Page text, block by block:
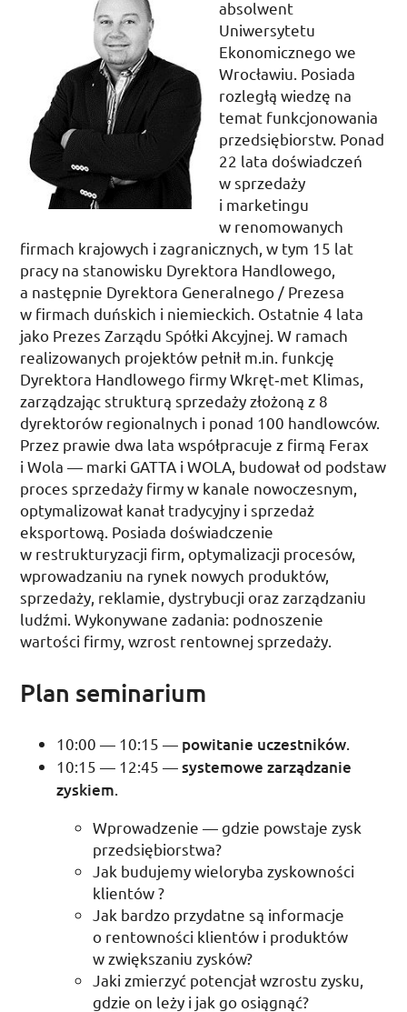
absolwent
Uniwersytetu
Ekonomicznego we
Wrocławiu. Posiada
rozległą wiedzę na
temat funkcjonowania
przedsiębiorstw. Ponad
22 lata doświadczeń
w sprzedaży
i marketingu
w renomowanych
firmach krajowych i zagranicznych, w tym 15 lat
pracy na stanowisku Dyrektora Handlowego,
a następnie Dyrektora Generalnego / Prezesa
w firmach duńskich i niemieckich. Ostatnie 4 lata
jako Prezes Zarządu Spółki Akcyjnej. W ramach
realizowanych projektów pełnił m.in. funkcję
Dyrektora Handlowego firmy Wkręt­‑met Klimas,
zarządzając strukturą sprzedaży złożoną z 8
dyrektorów regionalnych i ponad 100 handlowców.
Przez prawie dwa lata współpracuje z firmą Ferax
i Wola — marki GATTA i WOLA, budował od podstaw
proces sprzedaży firmy w kanale nowoczesnym,
optymalizował kanał tradycyjny i sprzedaż
eksportową. Posiada doświadczenie
w restrukturyzacji firm, optymalizacji procesów,
wprowadzaniu na rynek nowych produktów,
sprzedaży, reklamie, dystrybucji oraz zarządzaniu
ludźmi. Wykonywane zadania: podnoszenie
wartości firmy, wzrost rentownej sprzedaży.
Plan seminarium
10:00 — 10:15 — powitanie uczestników
10:15 — 12:45 —systemowe zarządzanie
zyskiem
Wprowadzenie — gdzie powstaje zysk
przedsiębiorstwa?
Jak budujemy wieloryba zyskowności
klientów ?
Jak bardzo przydatne są informacje
o rentowności klientów i produktów
w zwiększaniu zysków?
Jaki zmierzyć potencjał wzrostu zysku,
gdzie on leży i jak go osiągnąć?